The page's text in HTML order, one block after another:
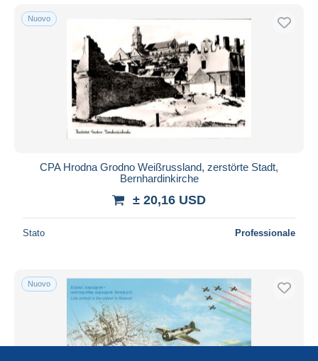
Nuovo
CPA Hrodna Grodno Weißrussland, zerstörte Stadt,
Bernhardinkirche
± 20,16 USD
Stato Professionale
Nuovo